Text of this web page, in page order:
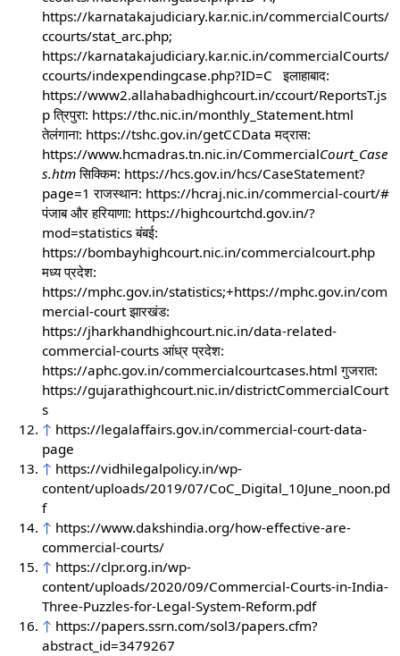
https://karnatakajudiciary.kar.nic.in/commercialCourts/
ccourts/stat_arc.php;
https://karnatakajudiciary.kar.nic.in/commercialCourts/
ccourts/indexpendingcase.php?ID=C इलाहाबाद:
https://www2.allahabadhighcourt.in/ccourt/ReportsT.js
p त्रिपुरा: https://thc.nic.in/monthly_Statement.html
तेलंगाना: https://tshc.gov.in/getCCData मद्रास:
https://www.hcmadras.tn.nic.in/CommercialCourt_Case
s.htmसिक्किम: https://hcs.gov.in/hcs/CaseStatement?
page=1 राजस्थान: https://hcraj.nic.in/commercial-court/#
पंजाब और हरियाणा: https://highcourtchd.gov.in/?
mod=statistics बंबई:
https://bombayhighcourt.nic.in/commercialcourt.php
मध्य प्रदेश:
https://mphc.gov.in/statistics;+https://mphc.gov.in/com
mercial-court झारखंड:
https://jharkhandhighcourt.nic.in/data-related-
commercial-courts आंध्र प्रदेश:
https://aphc.gov.in/commercialcourtcases.html गुजरात:
https://gujarathighcourt.nic.in/districtCommercialCourt
s
↑ https://legalaffairs.gov.in/commercial-court-data-
page
↑ https://vidhilegalpolicy.in/wp-
content/uploads/2019/07/CoC_Digital_10June_noon.pd
f
↑ https://www.dakshindia.org/how-effective-are-
commercial-courts/
↑ https://clpr.org.in/wp-
content/uploads/2020/09/Commercial-Courts-in-India-
Three-Puzzles-for-Legal-System-Reform.pdf
↑ https://papers.ssrn.com/sol3/papers.cfm?
abstract_id=3479267